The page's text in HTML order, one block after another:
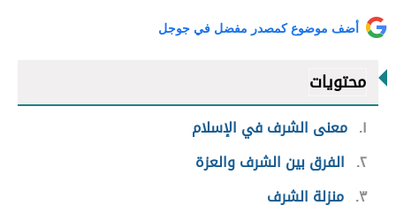
أضف موضوع كمصدر مفضل في جوجل
محتويات
١ معنى الشرف في الإسلام
٢ الفرق بين الشرف والعزة
٣ منزلة الشرف